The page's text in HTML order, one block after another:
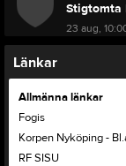
Stigtomta
23 aug,
Länkar
Allmänna länkar
Fogis
Korpen Nyköping-
RF SISU